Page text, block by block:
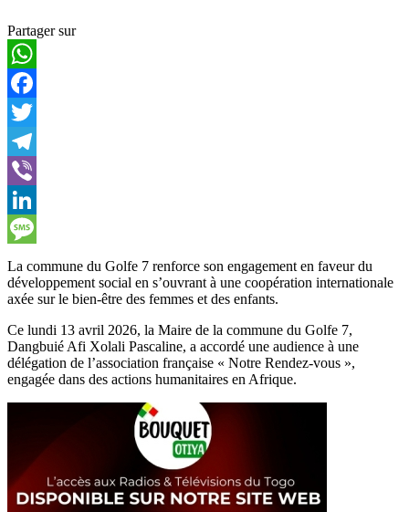
Partager sur
WhatsApp
Facebook
Twitter
Telegram
Viber
LinkedIn
Message
La commune du Golfe 7 renforce son engagement en faveur du
développement social en s’ouvrant à une coopération internationale
axée sur le bien-être des femmes et des enfants.
Ce lundi 13 avril 2026, la Maire de la commune du Golfe 7,
Dangbuié Afi Xolali Pascaline, a accordé une audience à une
délégation de l’association française « Notre Rendez-vous »,
engagée dans des actions humanitaires en Afrique.